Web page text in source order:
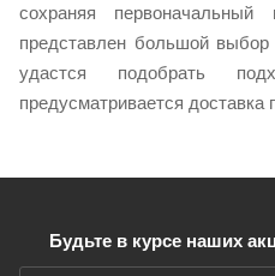
сохраняя
представлен большой
удастся подобрать
предусматривается доставка
Будьте в курсе наших